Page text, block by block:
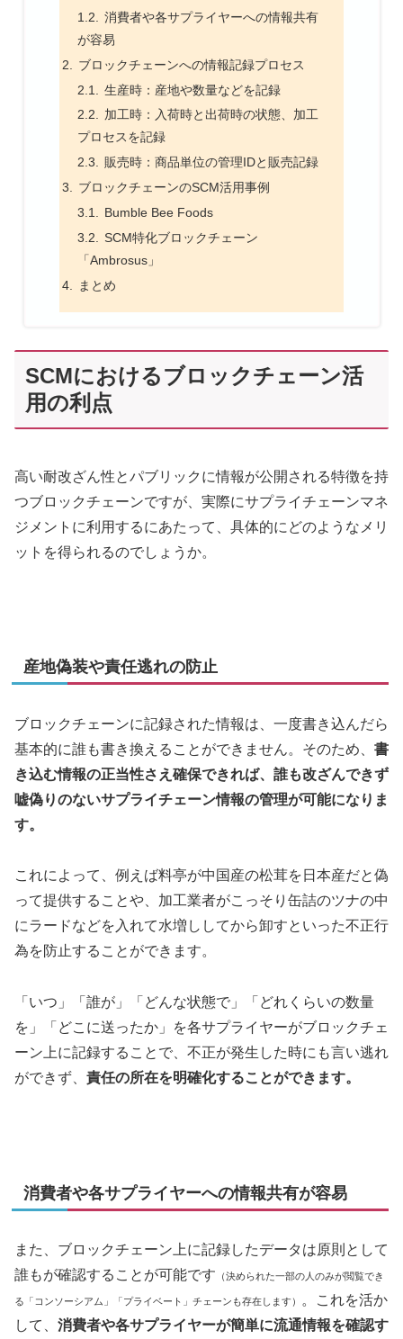
消費者や各サプライヤーへの情報共有
が容易
ブロックチェーンへの情報記録プロセス
生産時：産地や数量などを記録
加工時：入荷時と出荷時の状態、加工
プロセスを記録
販売時：商品単位の管理IDと販売記録
ブロックチェーンのSCM活用事例
Bumble Bee Foods
SCM特化ブロックチェーン
「Ambrosus」
まとめ
SCMにおけるブロックチェーン活
用の利点
高い耐改ざん性とパブリックに情報が公開される特徴を持
つブロックチェーンですが、実際にサプライチェーンマネ
ジメントに利用するにあたって、具体的にどのようなメリ
ットを得られるのでしょうか。
産地偽装や責任逃れの防止
ブロックチェーンに記録された情報は、一度書き込んだら
基本的に誰も書き換えることができません。そのため、 書
き込む情報の正当性さえ確保できれば、誰も改ざんできず
嘘偽りのないサプライチェーン情報の管理が可能になりま
す。
これによって、例えば料亭が中国産の松茸を日本産だと偽
って提供することや、加工業者がこっそり缶詰のツナの中
にラードなどを入れて水増ししてから卸すといった不正行
為を防止することができます。
「いつ」「誰が」「どんな状態で」「どれくらいの数量
を」「どこに送ったか」を各サプライヤーがブロックチェ
ーン上に記録することで、不正が発生した時にも言い逃れ
ができず、 責任の所在を明確化することができます。
消費者や各サプライヤーへの情報共有が容易
また、ブロックチェーン上に記録したデータは原則として
誰もが確認することが可能です （決められた一部の人のみが閲覧でき
る「コンソーシアム」「プライベート」チェーンも存在します）
。これを活か
して、 消費者や各サプライヤーが簡単に流通情報を確認す